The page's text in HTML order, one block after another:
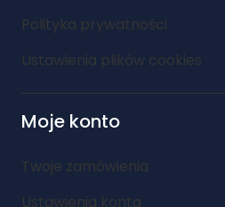
Polityka prywatności
Ustawienia plików cookies
Moje konto
Twoje zamówienia
Ustawienia konta